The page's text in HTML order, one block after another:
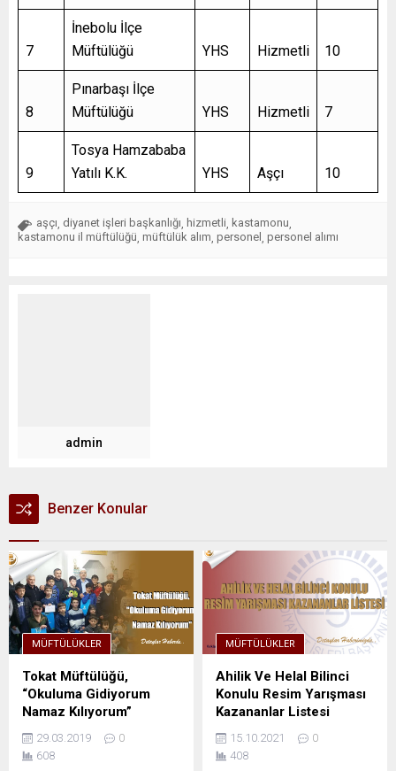
7
İnebolu İlçe
Müftülüğü
YHS Hizmetli 10
8
Pınarbaşı İlçe
Müftülüğü
YHS Hizmetli 7
9
Tosya Hamzababa
Yatılı K.K.
YHS Aşçı 10
aşçı diyanet işleri başkanlığı hizmetli kastamonu
kastamonu il müftülüğü müftülük alım personel personel alımı
admin
Benzer Konular
MÜFTÜLÜKLER
Tokat Müftülüğü,
“Okuluma Gidiyorum
Namaz Kılıyorum”
29.03.2019
0
608
MÜFTÜLÜKLER
Ahilik Ve Helal Bilinci
Konulu Resim Yarışması
Kazananlar Listesi
15.10.2021
0
408